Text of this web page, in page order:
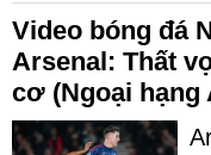
Video bóng đá
Arsenal: Thất
cơ (Ngoại hạng